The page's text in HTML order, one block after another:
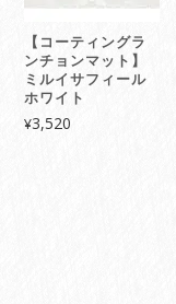
【コーティングラ
ンチョンマット】
ミルイサフィール
ホワイト
¥3,520